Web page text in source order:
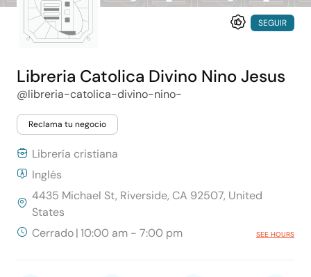
SEGUIR
Libreria Catolica Divino Nino Jesus
@libreria-catolica-divino-nino-
Reclama tu negocio
Librería cristiana
Inglés
4435 Michael St, Riverside, CA 92507, United
States
Cerrado|10:00 am - 7:00 pm SEE HOURS